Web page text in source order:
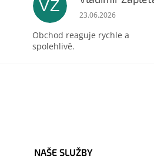
z 5 hvězdiček.
VZ Hodnocení
23.06.2026
Obchod reaguje rychle a
spolehlivě.
NAŠE SLUŽBY